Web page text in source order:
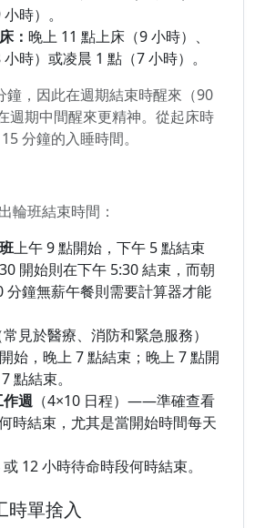
時）。
： 晚上 11 點上床（9 小時）、
時）或凌晨 1 點（7 小時）。
鐘，因此在週期結束時醒來（90
週期中間醒來更精神。從起床時
分鐘的入睡時間。
輪班結束時間：
上午 9 點開始，下午 5 點結束
開始則在下午 5:30 結束，而朝
分鐘無薪午餐則需要計算器才能
見於醫療、消防和緊急服務）
，晚上 7 點結束；晚上 7 點開
點結束。
作週 （4×10 日程）——準確查看
時結束，尤其是當開始時間每天
12 小時待命時段何時結束。
時單捨入